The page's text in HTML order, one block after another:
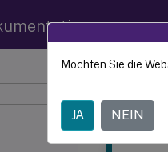
Dieser Inhalt
Möchten Sie die
JA NEIN